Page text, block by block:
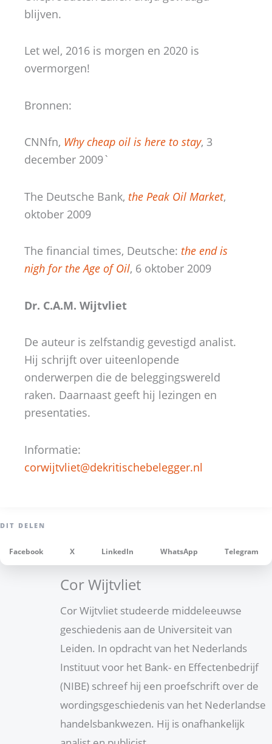
blijven.
Let wel, 2016 is morgen en 2020 is
overmorgen!
Bronnen:
CNNfn, Why cheap oil is here to stay, 3
december 2009`
The Deutsche Bank, the Peak Oil Market,
oktober 2009
The financial times, Deutsche: the end is
nigh for the Age of Oil, 6 oktober 2009
Dr. C.A.M. Wijtvliet
De auteur is zelfstandig gevestigd analist.
Hij schrijft over uiteenlopende
onderwerpen die de beleggingswereld
raken. Daarnaast geeft hij lezingen en
presentaties.
Informatie:
corwijtvliet@dekritischebelegger.nl
Facebook X LinkedIn WhatsApp Telegram
Cor Wijtvliet
Cor Wijtvliet studeerde middeleeuwse
geschiedenis aan de Universiteit van
Leiden. In opdracht van het Nederlands
Instituut voor het Bank- en Effectenbedrijf
(NIBE) schreef hij een proefschrift over de
wordingsgeschiedenis van het Nederlandse
handelsbankwezen. Hij is onafhankelijk